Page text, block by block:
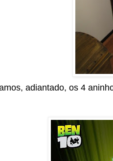
adiantado, os 4